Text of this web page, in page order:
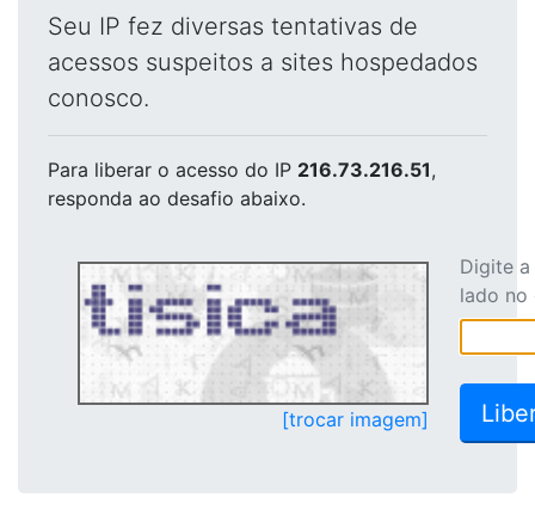
Seu IP fez diversas tentativas de
acessos suspeitos a sites hospedados
conosco.
Para liberar o acesso do IP 216.73.216.51,
responda ao desafio abaixo.
[trocar imagem]
Digite
lado no